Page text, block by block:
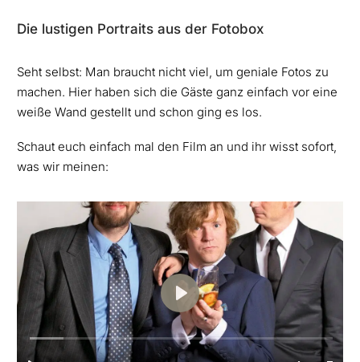
Die lustigen Portraits aus der Fotobox
Seht selbst: Man braucht nicht viel, um geniale Fotos zu
machen. Hier haben sich die Gäste ganz einfach vor eine
weiße Wand gestellt und schon ging es los.
Schaut euch einfach mal den Film an und ihr wisst sofort,
was wir meinen: